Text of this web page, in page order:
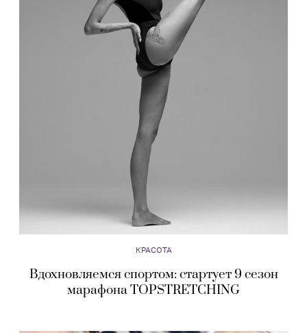
КРАСОТА
Вдохновляемся спортом: стартует 9 сезон
марафона TOPSTRETCHING